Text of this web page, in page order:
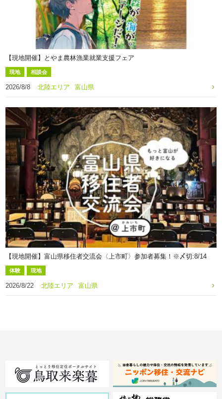
【現地開催】とやま農林漁業就業支援フェア
現地 相談会
2026/8/8 北陸エリア 富山県
【現地開催】富山県移住者交流会〈上市町〉参加者募集！※〆切:8/14
体験 現地
2026/8/22 北陸エリア 富山県